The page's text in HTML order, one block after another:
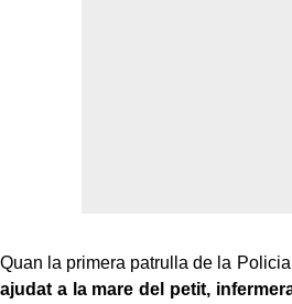
Quan la primera patrulla de la
ajudat a la mare del petit,